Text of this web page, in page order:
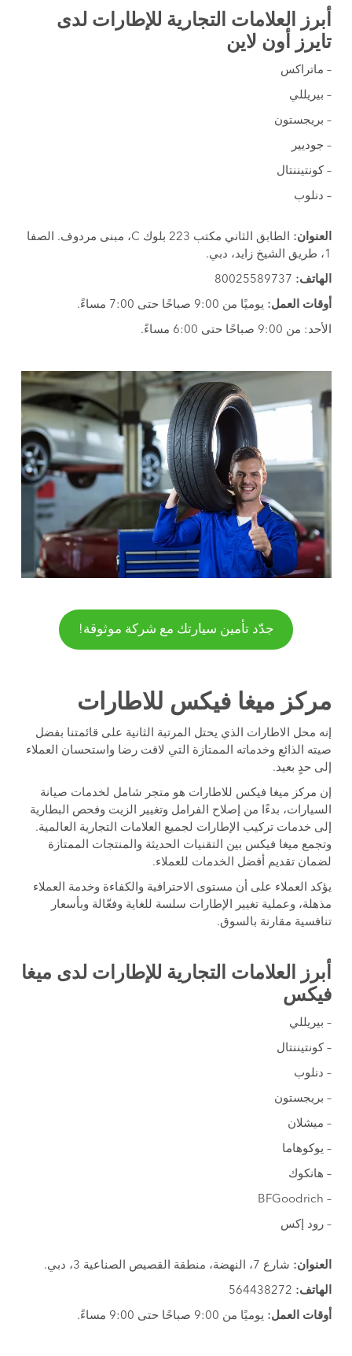
أبرز العلامات التجارية للإطارات لدى
تايرز أون لاين
– ماتراكس
– بيريللي
– بريجستون
– جوديير
– كونتيننتال
– دنلوب
العنوان:
الطابق الثاني مكتب 223 بلوك C، مبنى مردوف. الصفا
1، طريق الشيخ زايد، دبي.
الهاتف:
أوقات العمل: يوميًا من 9:00 صباحًا حتى 7:00 مساءً.
الأحد: من 9:00 صباحًا حتى 6:00 مساءً.
جدّد تأمين سيارتك مع شركة موثوقة!
مركز ميغا فيكس للاطارات
إنه محل الاطارات الذي يحتل المرتبة الثانية على قائمتنا بفضل
صيته الذائع وخدماته الممتازة التي لاقت رضا واستحسان العملاء
إلى حدٍ بعيد.
إن مركز ميغا فيكس للاطارات هو متجر شامل لخدمات صيانة
السيارات، بدءًا من إصلاح الفرامل وتغيير الزيت وفحص البطارية
إلى خدمات تركيب الإطارات لجميع العلامات التجارية العالمية.
وتجمع ميغا فيكس بين التقنيات الحديثة والمنتجات الممتازة
لضمان تقديم أفضل الخدمات للعملاء.
يؤكد العملاء على أن مستوى الاحترافية والكفاءة وخدمة العملاء
مذهلة، وعملية تغيير الإطارات سلسة للغاية وفعّالة وبأسعار
تنافسية مقارنة بالسوق.
أبرز العلامات التجارية للإطارات لدى ميغا
فيكس
– بيريللي
– كونتيننتال
– دنلوب
– بريجستون
– ميشلان
– يوكوهاما
– هانكوك
– BFGoodrich
– رود إكس
العنوان: شارع 7، النهضة، منطقة القصيص الصناعية 3، دبي.
الهاتف:
أوقات العمل: يوميًا من 9:00 صباحًا حتى 9:00 مساءً.